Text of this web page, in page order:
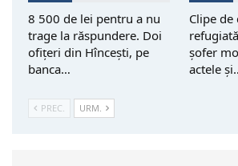
8 500 de lei pentru a nu
trage la răspundere. Doi
ofițeri din Hîncești, pe
banca…
Clipe
șofer
actele
PREC. URM.